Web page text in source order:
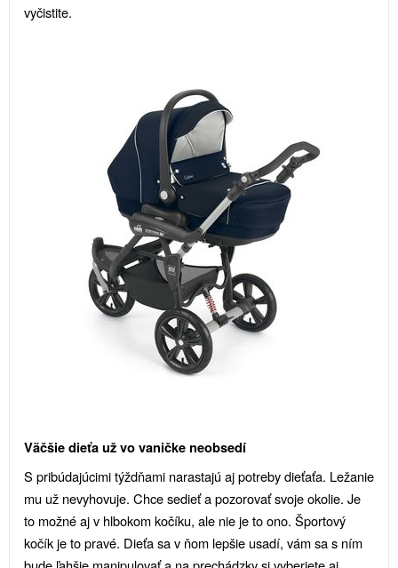
vyčistite.
Väčšie dieťa už vo vaničke neobsedí
S pribúdajúcimi týždňami narastajú aj potreby dieťaťa. Ležanie
mu už nevyhovuje. Chce sedieť a pozorovať svoje okolie. Je
to možné aj v hlbokom kočíku, ale nie je to ono. Športový
kočík je to pravé. Dieťa sa v ňom lepšie usadí, vám sa s ním